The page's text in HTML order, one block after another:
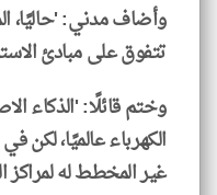
وأضاف مدني: 'حاليًا،
تتفوق على مبادئ
وختم قائلًا: 'الذكاء
الكهرباء عالميًا،
غير المخطط له